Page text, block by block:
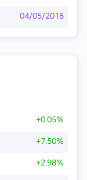
04/05/2018
+0.05%
+7.50%
+2.98%